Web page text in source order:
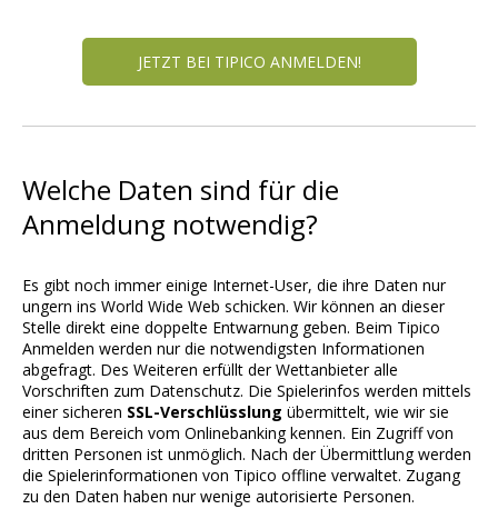
JETZT BEI TIPICO ANMELDEN!
Welche Daten sind für die
Anmeldung notwendig?
Es gibt noch immer einige Internet-User, die ihre Daten nur
ungern ins World Wide Web schicken. Wir können an dieser
Stelle direkt eine doppelte Entwarnung geben. Beim Tipico
Anmelden werden nur die notwendigsten Informationen
abgefragt. Des Weiteren erfüllt der Wettanbieter alle
Vorschriften zum Datenschutz. Die Spielerinfos werden mittels
einer sicheren SSL-Verschlüsslung übermittelt, wie wir sie
aus dem Bereich vom Onlinebanking kennen. Ein Zugriff von
dritten Personen ist unmöglich. Nach der Übermittlung werden
die Spielerinformationen von Tipico offline verwaltet. Zugang
zu den Daten haben nur wenige autorisierte Personen.